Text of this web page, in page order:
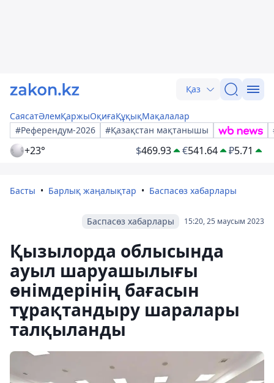
Қаз
СаясатӘлемҚаржыОқиғаҚұқықМақалалар
#Референдум-2026
#Қазақстан мақтанышы
+23° $469.93 €541.64 ₽5.71
Басты Барлық жаңалықтар Баспасөз хабарлары
15:20, 25 маусым 2023
Баспасөз хабарлары
Қызылорда облысында
ауыл шаруашылығы
өнімдерінің бағасын
тұрақтандыру шаралары
талқыланды